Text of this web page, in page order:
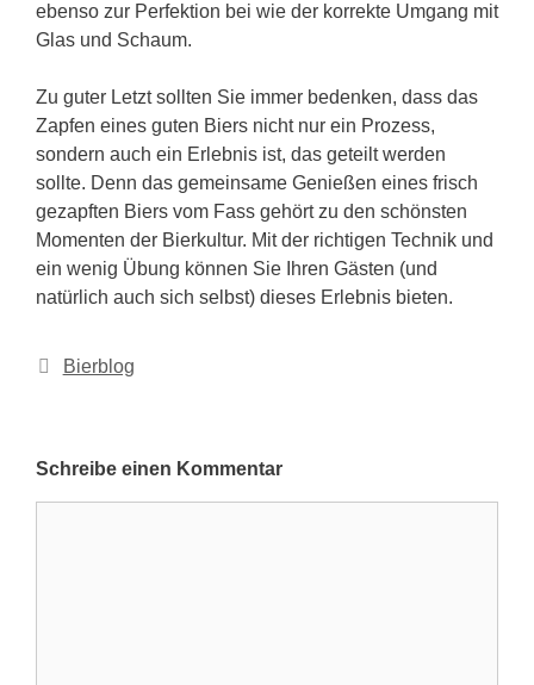
ebenso zur Perfektion bei wie der korrekte Umgang mit
Glas und Schaum.
Zu guter Letzt sollten Sie immer bedenken, dass das
Zapfen eines guten Biers nicht nur ein Prozess,
sondern auch ein Erlebnis ist, das geteilt werden
sollte. Denn das gemeinsame Genießen eines frisch
gezapften Biers vom Fass gehört zu den schönsten
Momenten der Bierkultur. Mit der richtigen Technik und
ein wenig Übung können Sie Ihren Gästen (und
natürlich auch sich selbst) dieses Erlebnis bieten.
Kategorien
Bierblog
Schreibe einen Kommentar